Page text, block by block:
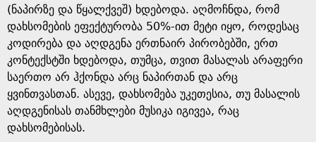
(ნაპირზე და წყალქვეშ) ხდებოდა. აღმოჩნდა, რომ
დახსომების ეფექტურობა 50%-ით მეტი იყო, როდესაც
კოდირება და აღდგენა ერთნაირ პირობებში, ერთ
კონტექსტში ხდებოდა, თუმცა, თვით მასალას არაფერი
საერთო არ ჰქონდა არც ნაპირთან და არც
ყვინთვასთან. ასევე, დახსომება უკეთესია, თუ მასალის
აღდგენისას თანმხლები მუსიკა იგივეა, რაც
დახსომებისას.